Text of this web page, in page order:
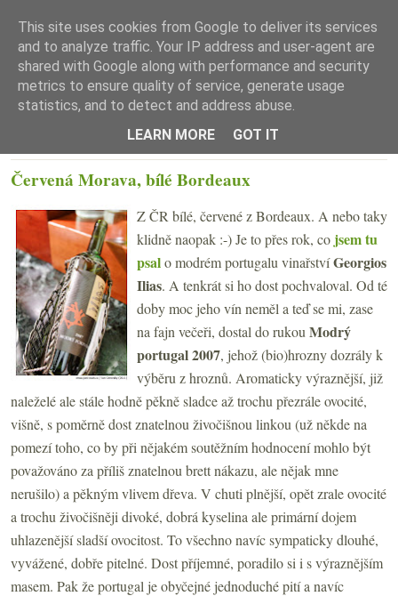
☰ Menu
Červená Morava, bílé Bordeaux
Z ČR bílé, červené z Bordeaux. A nebo taky
klidně naopak :-) Je to přes rok, co jsem tu
psalo modrém portugalu vinařstvíGeorgios
Ilias. A tenkrát si ho dost pochvaloval. Od té
doby moc jeho vín neměl a teď se mi, zase
na fajn večeři, dostal do rukou Modrý
portugal 2007, jehož (bio)hroznydozrály k
výběru z hroznů. Aromaticky výraznější, již
naleželé ale stále hodně pěkně sladce až trochu přezrále ovocité,
višně, s poměrně dost znatelnou živočišnou linkou (už někde na
pomezí toho, co by při nějakém soutěžním hodnocení mohlo být
považováno za příliš znatelnou brett nákazu, ale nějak mne
nerušilo) a pěkným vlivem dřeva. V chuti plnější, opět zrale ovocité
a trochu živočišněji divoké, dobrá kyselina ale primární dojem
uhlazenější sladší ovocitost. To všechno navíc sympaticky dlouhé,
vyvážené, dobře pitelné. Dost příjemné, poradilo si i s výraznějším
masem. Pak že portugal je obyčejné jednoduché pití a navíc
This site uses cookies from Google to deliver its services
and to analyze traffic. Your IP address and user-agent are
shared with Google along with performance and security
metrics to ensure quality of service, generate usage
statistics, and to detect and address abuse.
LEARN MORE
GOT IT